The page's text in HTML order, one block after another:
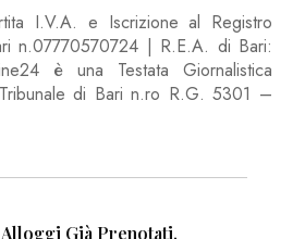
I.V.A. e Iscrizione al Registro
n.07770570724 | R.E.A. di Bari:
è una Testata Giornalistica
di Bari n.ro R.G. 5301 –
Già Prenotati,